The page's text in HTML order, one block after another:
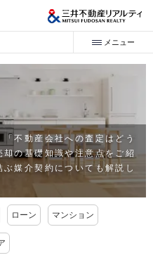
メニュー
「不動産会社への査定はどう
却の基礎知識や注意点をご紹
媒介契約についても解説し
ローン マンション